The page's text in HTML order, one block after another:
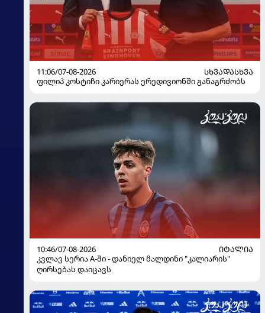
11:06/07-08-2026
ᲡᲮᲕᲐᲓᲐᲡᲮᲕᲐ
ფილიპ კოსტიჩი კარიერას ერედივიონში განაგრძობს
10:46/07-08-2026
ᲘᲢᲐᲚᲘᲐ
კვლავ სერია A-ში - დანიელ მალდინი "კალიარის"
ღირსებას დაიცავს